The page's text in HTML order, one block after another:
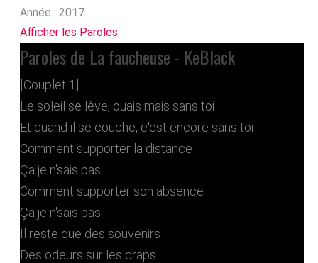
Année : 2017
Afficher les Paroles
Paroles de La faucheuse - KeBlack
[Couplet 1]
Le soleil se lève, ouais mais sans toi
Et quand il se couche, c'est encore sans toi
Comment supporter la distance
Ça je n'sais pas
Comment supporter son absence
Ça je n'sais pas
Il reste que des souvenirs
Des odeurs sur les draps